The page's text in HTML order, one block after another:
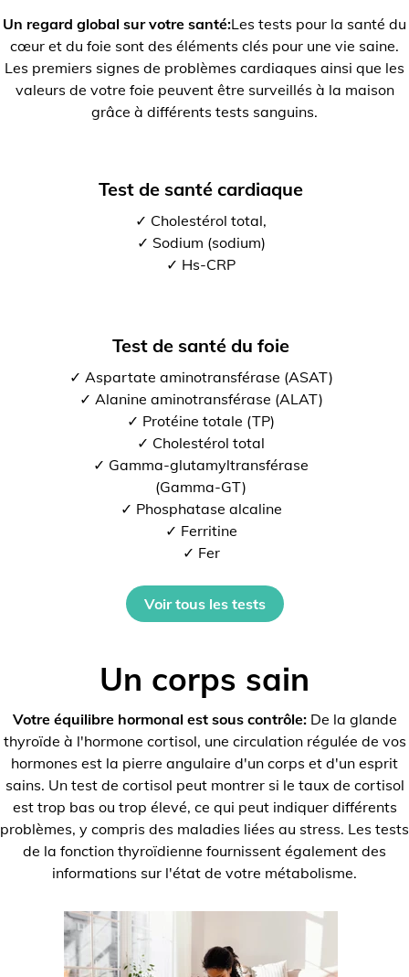
Un regard global sur votre santé:Les tests pour la santé du
cœur et du foie sont des éléments clés pour une vie saine.
Les premiers signes de problèmes cardiaques ainsi que les
valeurs de votre foie peuvent être surveillés à la maison
grâce à différents tests sanguins.
Test de santé cardiaque
✓ Cholestérol total,
✓ Sodium (sodium)
✓ Hs-CRP
Test de santé du foie
✓ Aspartate aminotransférase (ASAT)
✓ Alanine aminotransférase (ALAT)
✓ Protéine totale (TP)
✓ Cholestérol total
✓ Gamma-glutamyltransférase
(Gamma-GT)
✓ Phosphatase alcaline
✓ Ferritine
✓ Fer
Voir tous les tests
Un corps sain
Votre équilibre hormonal est sous contrôle:De la glande
thyroïde à l'hormone cortisol, une circulation régulée de vos
hormones est la pierre angulaire d'un corps et d'un esprit
sains. Un test de cortisol peut montrer si le taux de cortisol
est trop bas ou trop élevé, ce qui peut indiquer différents
problèmes, y compris des maladies liées au stress. Les tests
de la fonction thyroïdienne fournissent également des
informations sur l'état de votre métabolisme.